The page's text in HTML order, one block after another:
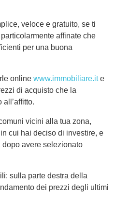
veloce e gratuito, se ti
affinate che
per una buona
online www.immobiliare.ite
di acquisto che la
vicini alla tua zona,
cui hai deciso di investire, e
avere selezionato
sulla parte destra della
dei prezzi degli ultimi